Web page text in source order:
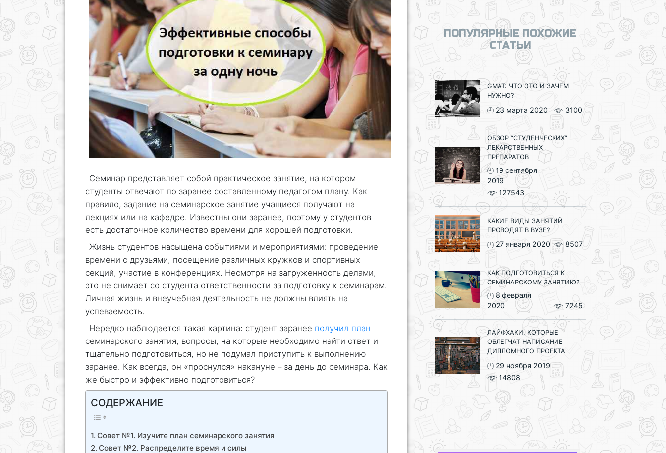
Семинар представляет собой практическое занятие, на котором
студенты отвечают по заранее составленному педагогом плану. Как
правило, задание на семинарское занятие учащиеся получают на
лекциях или на кафедре. Известны они заранее, поэтому у студентов
есть достаточное количество времени для хорошей подготовки.
Жизнь студентов насыщена событиями и мероприятиями: проведение
времени с друзьями, посещение различных кружков и спортивных
секций, участие в конференциях. Несмотря на загруженность делами,
это не снимает со студента ответственности за подготовку к семинарам.
Личная жизнь и внеучебная деятельность не должны влиять на
успеваемость.
Нередко наблюдается такая картина: студент заранее получил план
семинарского занятия, вопросы, на которые необходимо найти ответ и
тщательно подготовиться, но не подумал приступить к выполнению
заранее. Как всегда, он «проснулся» накануне – за день до семинара. Как
же быстро и эффективно подготовиться?
СОДЕРЖАНИЕ
Совет №1. Изучите план семинарского занятия
Совет №2. Распределите время и силы
ПОПУЛЯРНЫЕ ПОХОЖИЕ
СТАТЬИ
GMAT: ЧТО ЭТО И ЗАЧЕМ
НУЖНО?
23 марта 2020 3100
ОБЗОР “СТУДЕНЧЕСКИХ”
ЛЕКАРСТВЕННЫХ
ПРЕПАРАТОВ
19 сентября
2019
127543
КАКИЕ ВИДЫ ЗАНЯТИЙ
ПРОВОДЯТ В ВУЗЕ?
27 января 2020 8507
КАК ПОДГОТОВИТЬСЯ К
СЕМИНАРСКОМУ ЗАНЯТИЮ?
8 февраля
2020
7245
ЛАЙФХАКИ, КОТОРЫЕ
ОБЛЕГЧАТ НАПИСАНИЕ
ДИПЛОМНОГО ПРОЕКТА
29 ноября 2019
14808